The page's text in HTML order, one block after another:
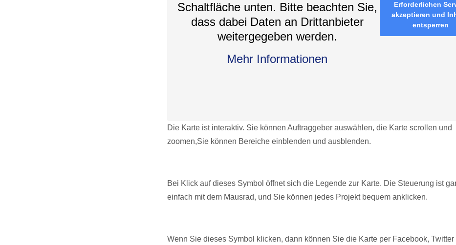
Schaltfläche unten. Bitte beachten Sie,
dass dabei Daten an Drittanbieter
weitergegeben werden.
Mehr Informationen
Erforderlichen
akzeptieren und
entsperren
Die Karte ist interaktiv. Sie können Auftraggeber auswählen, die Karte scrollen und
zoomen,Sie können Bereiche einblenden und ausblenden.
Bei Klick auf dieses Symbol öffnet sich die Legende zur Karte. Die Steuerung ist
einfach mit dem Mausrad, und Sie können jedes Projekt bequem anklicken.
Wenn Sie dieses Symbol klicken, dann können Sie die Karte per Facebook, Twitter